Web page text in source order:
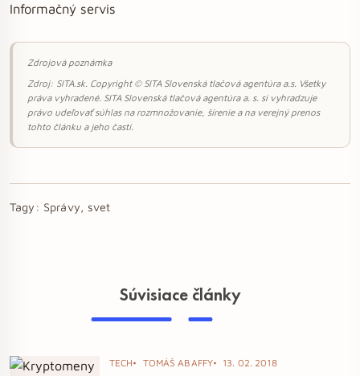
Informačný servis
Zdrojová poznámka
Zdroj: SITA.sk. Copyright © SITA Slovenská tlačová agentúra a.s. Všetky
práva vyhradené. SITA Slovenská tlačová agentúra a. s. si vyhradzuje
právo udeľovať súhlas na rozmnožovanie, šírenie a na verejný prenos
tohto článku a jeho častí.
Tagy: Správy, svet
Súvisiace články
TECH TOMÁŠ ABAFFY 13. 02. 2018